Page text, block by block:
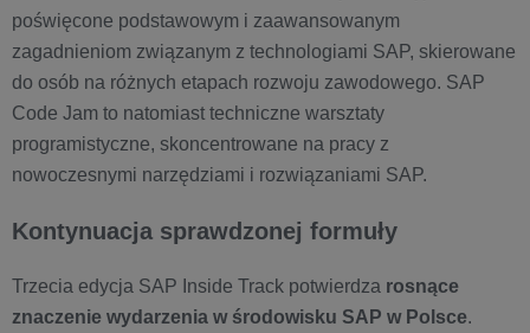
poświęcone podstawowym i zaawansowanym
zagadnieniom związanym z technologiami SAP, skierowane
do osób na różnych etapach rozwoju zawodowego. SAP
Code Jam to natomiast techniczne warsztaty
programistyczne, skoncentrowane na pracy z
nowoczesnymi narzędziami i rozwiązaniami SAP.
Kontynuacja sprawdzonej formuły
Trzecia edycja SAP Inside Track potwierdza rosnące
znaczenie wydarzenia w środowisku SAP w Polsce.